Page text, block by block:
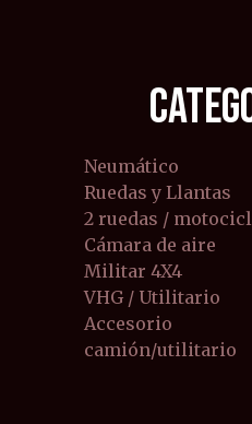
Neumático
Ruedas y Llantas
2 ruedas /
Cámara de aire
Militar 4X4
VHG / Utilitario
Accesorio
camión/utilitario